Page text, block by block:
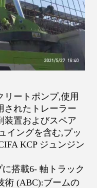
リートポンプ,使用
されたトレーラー
装置およびスペア
イングを含む,プッ
KCP ジュンジン
に搭載6- 軸トラック
術 (ABC):ブームの